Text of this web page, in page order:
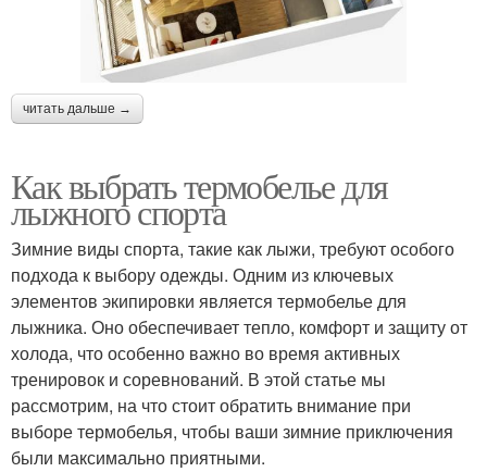
читать дальше →
Как выбрать термобелье для
лыжного спорта
Зимние виды спорта, такие как лыжи, требуют особого
подхода к выбору одежды. Одним из ключевых
элементов экипировки является термобелье для
лыжника. Оно обеспечивает тепло, комфорт и защиту от
холода, что особенно важно во время активных
тренировок и соревнований. В этой статье мы
рассмотрим, на что стоит обратить внимание при
выборе термобелья, чтобы ваши зимние приключения
были максимально приятными.